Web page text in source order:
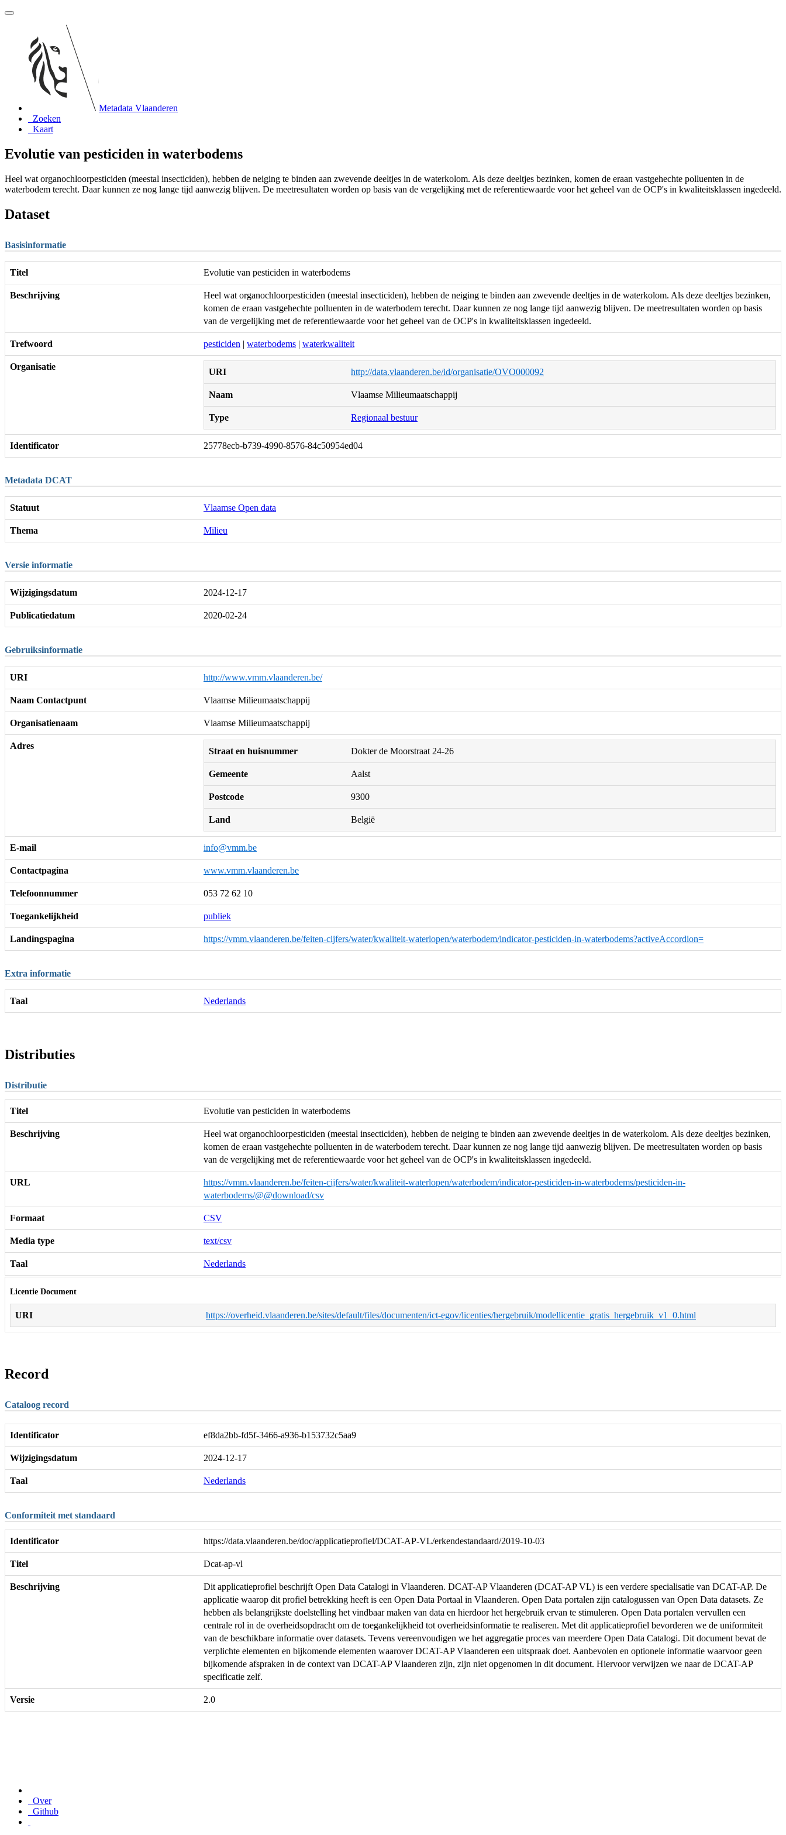
Metadata Vlaanderen
Zoeken
Kaart
Evolutie van pesticiden in waterbodems
Heel wat organochloorpesticiden (meestal insecticiden), hebben de neiging te binden aan zwevende deeltjes in de waterkolom. Als deze deeltjes bezinken, komen de eraan vastgehechte polluenten in de
waterbodem terecht. Daar kunnen ze nog lange tijd aanwezig blijven. De meetresultaten worden op basis van de vergelijking met de referentiewaarde voor het geheel van de OCP's in kwaliteitsklassen ingedeeld.
Dataset
Basisinformatie
Titel Evolutie van pesticiden in waterbodems
Beschrijving
Heel wat organochloorpesticiden (meestal insecticiden), hebben de neiging te binden aan zwevende deeltjes in de waterkolom. Als deze deeltjes bezinken,
komen de eraan vastgehechte polluenten in de waterbodem terecht. Daar kunnen ze nog lange tijd aanwezig blijven. De meetresultaten worden op basis
van de vergelijking met de referentiewaarde voor het geheel van de OCP's in kwaliteitsklassen ingedeeld.
Trefwoord pesticiden | waterbodems | waterkwaliteit
Organisatie
URI http://data.vlaanderen.be/id/organisatie/OVO000092
Naam Vlaamse Milieumaatschappij
Type Regionaal bestuur
Identificator 25778ecb-b739-4990-8576-84c50954ed04
Metadata DCAT
Statuut Vlaamse Open data
Thema Milieu
Versie informatie
Wijzigingsdatum 2024-12-17
Publicatiedatum 2020-02-24
Gebruiksinformatie
URI http://www.vmm.vlaanderen.be/
Naam Contactpunt Vlaamse Milieumaatschappij
Organisatienaam Vlaamse Milieumaatschappij
Adres
Straat en huisnummer Dokter de Moorstraat 24-26
Gemeente Aalst
Postcode 9300
Land België
E-mail info@vmm.be
Contactpagina www.vmm.vlaanderen.be
Telefoonnummer 053 72 62 10
Toegankelijkheid publiek
Landingspagina https://vmm.vlaanderen.be/feiten-cijfers/water/kwaliteit-waterlopen/waterbodem/indicator-pesticiden-in-waterbodems?activeAccordion=
Extra informatie
Taal Nederlands
Distributies
Distributie
Titel Evolutie van pesticiden in waterbodems
Beschrijving
Heel wat organochloorpesticiden (meestal insecticiden), hebben de neiging te binden aan zwevende deeltjes in de waterkolom. Als deze deeltjes bezinken,
komen de eraan vastgehechte polluenten in de waterbodem terecht. Daar kunnen ze nog lange tijd aanwezig blijven. De meetresultaten worden op basis
van de vergelijking met de referentiewaarde voor het geheel van de OCP's in kwaliteitsklassen ingedeeld.
URL
https://vmm.vlaanderen.be/feiten-cijfers/water/kwaliteit-waterlopen/waterbodem/indicator-pesticiden-in-waterbodems/pesticiden-in-
waterbodems/@@download/csv
Formaat CSV
Media type text/csv
Taal Nederlands
Licentie Document
URI https://overheid.vlaanderen.be/sites/default/files/documenten/ict-egov/licenties/hergebruik/modellicentie_gratis_hergebruik_v1_0.html
Record
Cataloog record
Identificator ef8da2bb-fd5f-3466-a936-b153732c5aa9
Wijzigingsdatum 2024-12-17
Taal Nederlands
Conformiteit met standaard
Identificator https://data.vlaanderen.be/doc/applicatieprofiel/DCAT-AP-VL/erkendestandaard/2019-10-03
Titel Dcat-ap-vl
Beschrijving
Dit applicatieprofiel beschrijft Open Data Catalogi in Vlaanderen. DCAT-AP Vlaanderen (DCAT-AP VL) is een verdere specialisatie van DCAT-AP. De
applicatie waarop dit profiel betrekking heeft is een Open Data Portaal in Vlaanderen. Open Data portalen zijn catalogussen van Open Data datasets. Ze
hebben als belangrijkste doelstelling het vindbaar maken van data en hierdoor het hergebruik ervan te stimuleren. Open Data portalen vervullen een
centrale rol in de overheidsopdracht om de toegankelijkheid tot overheidsinformatie te realiseren. Met dit applicatieprofiel bevorderen we de uniformiteit
van de beschikbare informatie over datasets. Tevens vereenvoudigen we het aggregatie proces van meerdere Open Data Catalogi. Dit document bevat de
verplichte elementen en bijkomende elementen waarover DCAT-AP Vlaanderen een uitspraak doet. Aanbevolen en optionele informatie waarvoor geen
bijkomende afspraken in de context van DCAT-AP Vlaanderen zijn, zijn niet opgenomen in dit document. Hiervoor verwijzen we naar de DCAT-AP
specificatie zelf.
Versie 2.0
Over
Github